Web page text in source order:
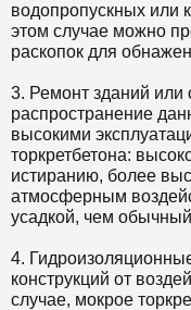
водопропускных или
этом случае можно
раскопок для
3. Ремонт зданий
распространение
высокими
торкретбетона:
истиранию, более
атмосферным
усадкой, чем
4.
конструкций от
случае, мокрое